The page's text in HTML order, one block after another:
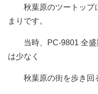
秋葉原のツートップ
まりです。
当時、PC-9801 全盛
は少なく
秋葉原の街を歩き回る